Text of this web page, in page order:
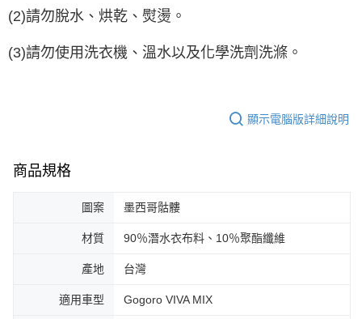
(2)請勿脫水、烘乾、熨燙。
(3)請勿使用洗衣機、溫水以及化學洗劑洗滌。
顯示電腦版詳細說明
商品規格
圖案 墨西哥骷髏
材質 90％潛水衣布料、10％聚酯纖維
產地 台灣
適用車型 Gogoro VIVA MIX